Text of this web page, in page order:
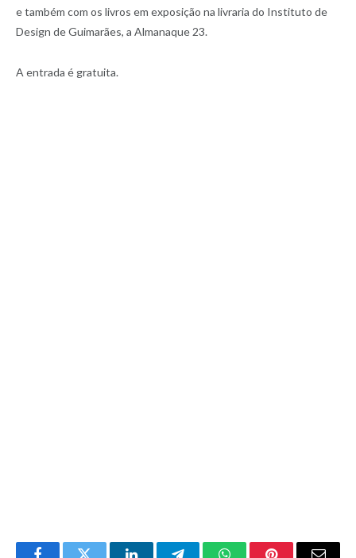
e também com os livros em exposição na livraria do Instituto de
Design de Guimarães, a Almanaque 23.
A entrada é gratuita.